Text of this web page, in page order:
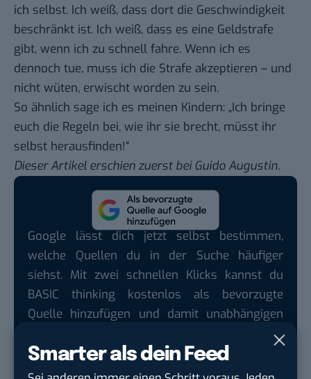
Smarter als dein Feed
ich selbst. Ich weiß, dass dort die Geschwindigkeit
beschränkt ist. Ich weiß, dass es eine Geldstrafe
gibt, wenn ich zu schnell fahre. Wenn ich es
dennoch tue, muss ich die Strafe akzeptieren – und
nicht wüten, erwischt worden zu sein.
So ähnlich sage ich es meinen Kindern: „Ich bringe
euch die Regeln bei, wie ihr sie brecht, müsst ihr
selbst herausfinden!“
Dieser Artikel erschien zuerst bei Guido Augustin.
Google lässt dich jetzt selbst bestimmen,
welche Quellen du in der Suche häufiger
siehst. Mit zwei schnellen Klicks kannst du
BASIC thinking kostenlos als bevorzugte
Quelle hinzufügen und damit unabhängigen
Tech-Journalismus unterstützen. Vielen Dank!
Hier basicthinking.de hinzufügen